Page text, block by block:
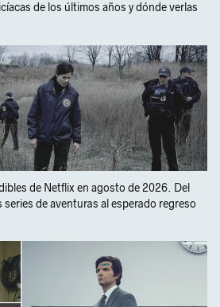
de los últimos años y dónde verlas
de Netflix en agosto de 2026. Del
series de aventuras al esperado regreso